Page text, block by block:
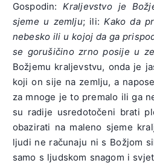
Gospodin:Kraljevstvo je
sjeme u zemlju; ili:Kako da
nebesko ili u kojoj da ga
se gorušičino zrno posije u
Božjemu kraljevstvu, onda je
koji on sije na zemlju, a
za mnoge je to premalo ili ga
su radije usredotočeni brati
obazirati na maleno sjeme
ljudi ne računaju ni s Božjom
samo s ljudskom snagom i